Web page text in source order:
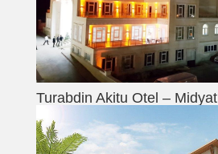
Turabdin Akitu Otel – Midyat